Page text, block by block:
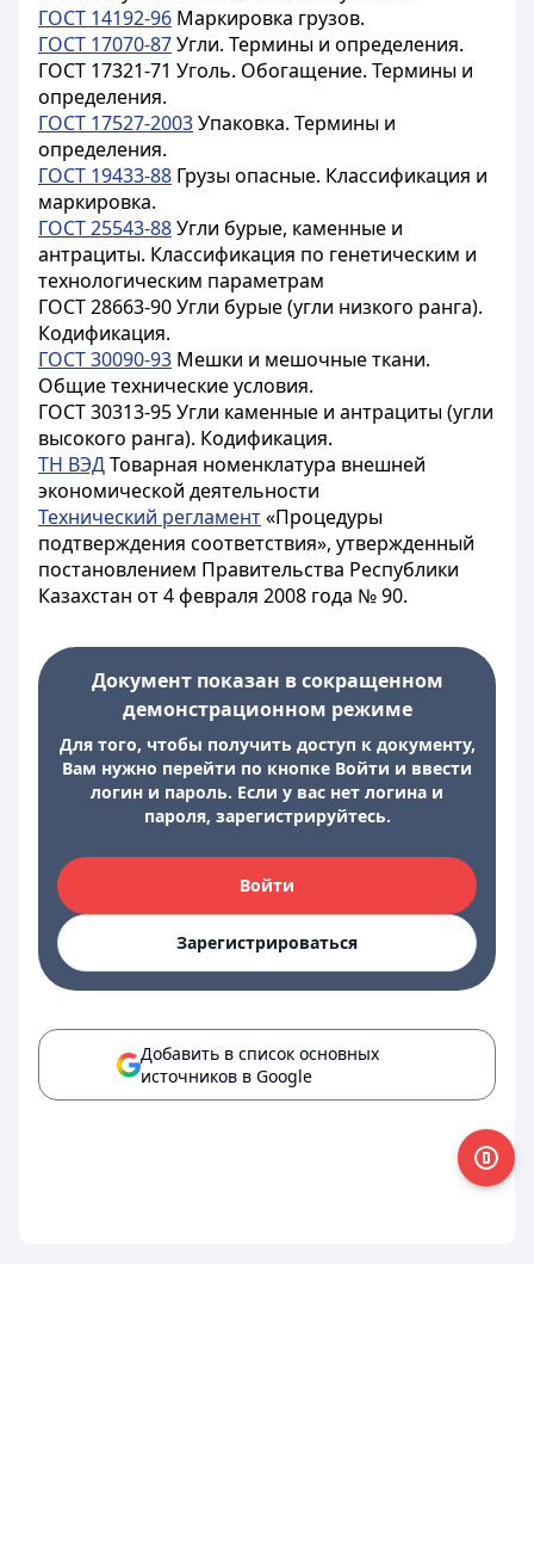
ГОСТ 14192-96 Маркировка грузов.
ГОСТ 17070-87Угли. Термины и определения.
ГОСТ 17321-71 Уголь. Обогащение. Термины и
определения.
ГОСТ 17527-2003Упаковка. Термины и
определения.
ГОСТ 19433-88 Грузы опасные. Классификация и
маркировка.
ГОСТ 25543-88Угли бурые, каменные и
антрациты. Классификация по генетическим и
технологическим параметрам
ГОСТ 28663-90 Угли бурые (угли низкого ранга).
Кодификация.
ГОСТ 30090-93 Мешки и мешочные ткани.
Общие технические условия.
ГОСТ 30313-95 Угли каменные и антрациты (угли
высокого ранга). Кодификация.
ТН ВЭДТоварная номенклатура внешней
экономической деятельности
Технический регламент«Процедуры
подтверждения соответствия», утвержденный
постановлением Правительства Республики
Казахстан от 4 февраля 2008 года № 90.
Документ показан в сокращенном
демонстрационном режиме
Для того, чтобы получить доступ к документу,
Вам нужно перейти по кнопке Войти и ввести
логин и пароль. Если у вас нет логина и
пароля, зарегистрируйтесь.
Войти
Зарегистрироваться
Добавить в список основных
источников в Google